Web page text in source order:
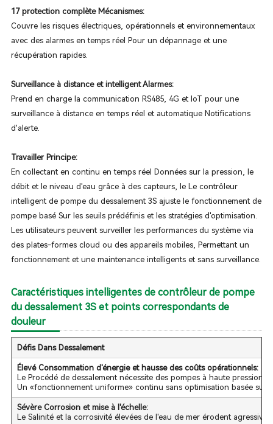
17 protection complète Mécanismes:
Couvre les risques électriques, opérationnels et environnementaux
avec des alarmes en temps réel Pour un dépannage et une
récupération rapides.
Surveillance à distance et intelligent Alarmes:
Prend en charge la communication RS485, 4G et IoT pour une
surveillance à distance en temps réel et automatique Notifications
d'alerte.
Travailler Principe:
En collectant en continu en temps réel Données sur la pression, le
débit et le niveau d'eau grâce à des capteurs, le Le contrôleur
intelligent de pompe du dessalement 3S ajuste le fonctionnement de
pompe basé Sur les seuils prédéfinis et les stratégies d'optimisation.
Les utilisateurs peuvent surveiller les performances du système via
des plates-formes cloud ou des appareils mobiles, Permettant un
fonctionnement et une maintenance intelligents et sans surveillance.
Caractéristiques intelligentes de contrôleur de pompe
du dessalement 3S et points correspondants de
douleur
Défis Dans Dessalement
Élevé Consommation d'énergie et hausse des coûts opérationnels:
Le Procédé de dessalement nécessite des pompes à haute
Un «fonctionnement uniforme» continu sans optimisation basée sur
Sévère Corrosion et mise à l'échelle:
Le Salinité et la corrosivité élevées de l'eau de mer érodent